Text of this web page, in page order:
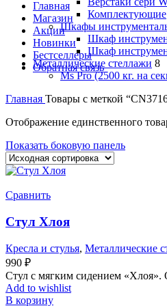
Главная
Магазин
Акции
Новинки
Бестселлеры
Обратная связь
Комплектующие
Шкафы
Шкаф
Шкаф
Металлические стеллажи 8
Ms Pro (2500 кг. на
Главная Товары с меткой
Отображение единственного
Показать боковую панель
Сравнить
Стул Хлоя
Кресла и стулья, Металлические
990 ₽
Стул с мягким сидением «Хлоя».
Add to wishlist
В корзину